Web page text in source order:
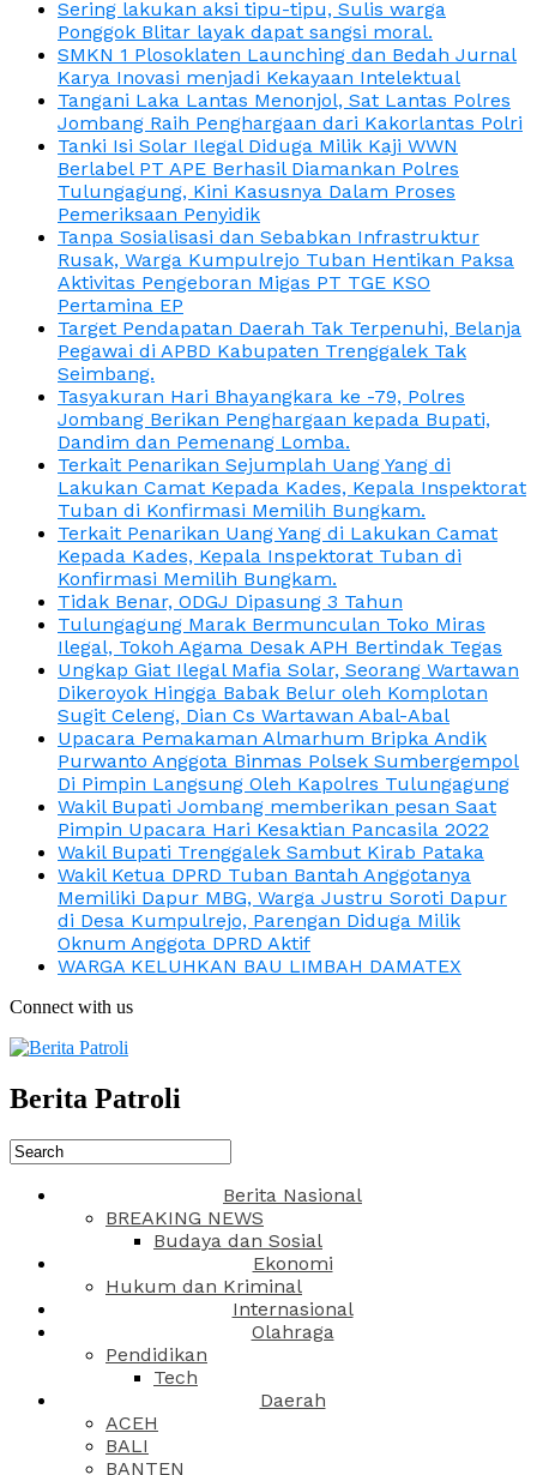
Sering lakukan aksi tipu-tipu, Sulis warga
Ponggok Blitar layak dapat sangsi moral.
SMKN 1 Plosoklaten Launching dan Bedah Jurnal
Karya Inovasi menjadi Kekayaan Intelektual
Tangani Laka Lantas Menonjol, Sat Lantas Polres
Jombang Raih Penghargaan dari Kakorlantas Polri
Tanki Isi Solar Ilegal Diduga Milik Kaji WWN
Berlabel PT APE Berhasil Diamankan Polres
Tulungagung, Kini Kasusnya Dalam Proses
Pemeriksaan Penyidik
Tanpa Sosialisasi dan Sebabkan Infrastruktur
Rusak, Warga Kumpulrejo Tuban Hentikan Paksa
Aktivitas Pengeboran Migas PT TGE KSO
Pertamina EP
Target Pendapatan Daerah Tak Terpenuhi, Belanja
Pegawai di APBD Kabupaten Trenggalek Tak
Seimbang.
Tasyakuran Hari Bhayangkara ke -79, Polres
Jombang Berikan Penghargaan kepada Bupati,
Dandim dan Pemenang Lomba.
Terkait Penarikan Sejumplah Uang Yang di
Lakukan Camat Kepada Kades, Kepala Inspektorat
Tuban di Konfirmasi Memilih Bungkam.
Terkait Penarikan Uang Yang di Lakukan Camat
Kepada Kades, Kepala Inspektorat Tuban di
Konfirmasi Memilih Bungkam.
Tidak Benar, ODGJ Dipasung 3 Tahun
Tulungagung Marak Bermunculan Toko Miras
Ilegal, Tokoh Agama Desak APH Bertindak Tegas
Ungkap Giat Ilegal Mafia Solar, Seorang Wartawan
Dikeroyok Hingga Babak Belur oleh Komplotan
Sugit Celeng, Dian Cs Wartawan Abal-Abal
Upacara Pemakaman Almarhum Bripka Andik
Purwanto Anggota Binmas Polsek Sumbergempol
Di Pimpin Langsung Oleh Kapolres Tulungagung
Wakil Bupati Jombang memberikan pesan Saat
Pimpin Upacara Hari Kesaktian Pancasila 2022
Wakil Bupati Trenggalek Sambut Kirab Pataka
Wakil Ketua DPRD Tuban Bantah Anggotanya
Memiliki Dapur MBG, Warga Justru Soroti Dapur
di Desa Kumpulrejo, Parengan Diduga Milik
Oknum Anggota DPRD Aktif
WARGA KELUHKAN BAU LIMBAH DAMATEX
Connect with us
Berita Patroli
Berita Nasional
BREAKING NEWS
Budaya dan Sosial
Ekonomi
Hukum dan Kriminal
Internasional
Olahraga
Pendidikan
Tech
Daerah
ACEH
BALI
BANTEN